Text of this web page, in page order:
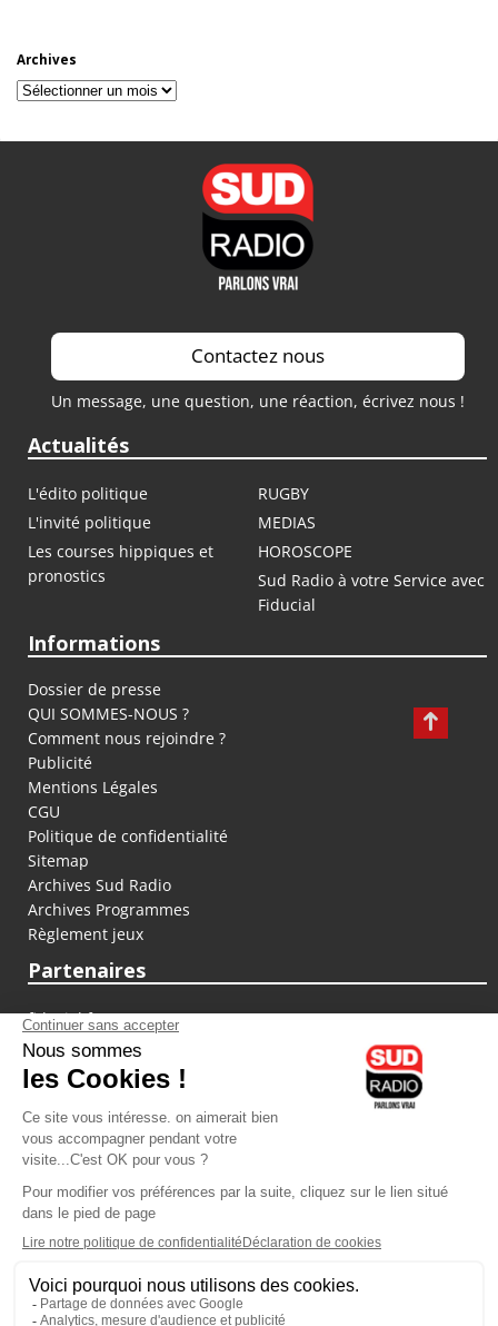
Archives
Archives
Contactez nous
Un message, une question, une réaction, écrivez nous !
Actualités
L'édito politique
RUGBY
L'invité politique
MEDIAS
Les courses hippiques et
pronostics
HOROSCOPE
Sud Radio à votre Service avec
Fiducial
Informations
Dossier de presse
QUI SOMMES-NOUS ?
Comment nous rejoindre ?
Publicité
Mentions Légales
CGU
Politique de confidentialité
Sitemap
Archives Sud Radio
Archives Programmes
Règlement jeux
Partenaires
fiducial.fr
lyoncapitale.fr
olympique-et-lyonnais.com
L'application Iphone / Android
Téléchargez l'application
Les cookies
Gestion des cookies